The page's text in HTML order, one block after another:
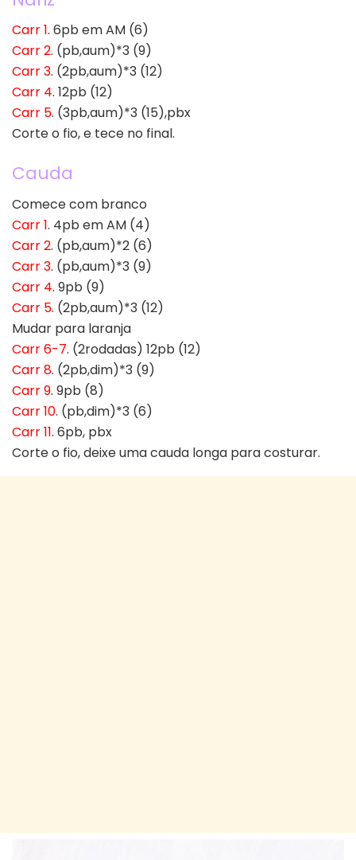
Carr 1. 6pb em AM (6)
Carr 2. (pb,aum)*3 (9)
Carr 3. (2pb,aum)*3 (12)
Carr 4. 12pb (12)
Carr 5. (3pb,aum)*3 (15),pbx
Corte o fio, e tece no final.
Cauda
Comece com branco
Carr 1. 4pb em AM (4)
Carr 2. (pb,aum)*2 (6)
Carr 3. (pb,aum)*3 (9)
Carr 4. 9pb (9)
Carr 5. (2pb,aum)*3 (12)
Mudar para laranja
Carr 6-7. (2rodadas) 12pb (12)
Carr 8. (2pb,dim)*3 (9)
Carr 9. 9pb (8)
Carr 10. (pb,dim)*3 (6)
Carr 11. 6pb, pbx
Corte o fio, deixe uma cauda longa para costurar.